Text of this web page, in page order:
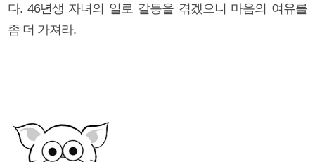
다. 46년생 자녀의 일로 갈등을 겪겠으니 마음의 여유를
좀 더 가져라.